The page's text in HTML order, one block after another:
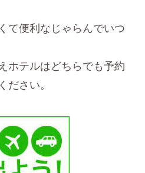
て便利なじゃらんでいつ
ホテルはどちらでも予約
ださい。